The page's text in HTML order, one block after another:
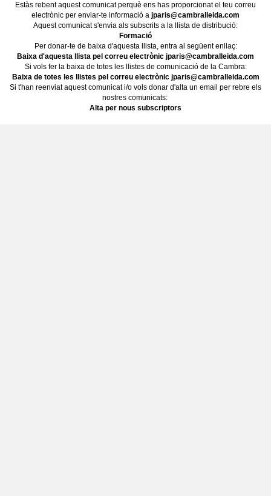
Estàs rebent aquest comunicat perquè ens has proporcionat el teu correu
electrònic per enviar-te informació a jparis@cambralleida.com
Aquest comunicat s'envia als subscrits a la llista de distribució:
Formació
Per donar-te de baixa d'aquesta llista, entra al següent enllaç:
Baixa d'aquesta llista pel correu electrònic jparis@cambralleida.com
Si vols fer la baixa de totes les llistes de comunicació de la Cambra:
Baixa de totes les llistes pel correu electrònic jparis@cambralleida.com
Si t'han reenviat aquest comunicat i/o vols donar d'alta un email per rebre els
nostres comunicats:
Alta per nous subscriptors